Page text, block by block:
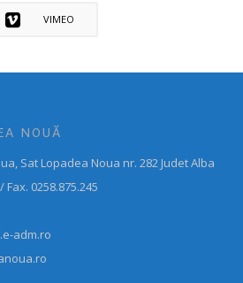
VIMEO
NOUĂ
Sat Lopadea Noua nr. 282 Judet Alba
0258.875.245
adm.ro